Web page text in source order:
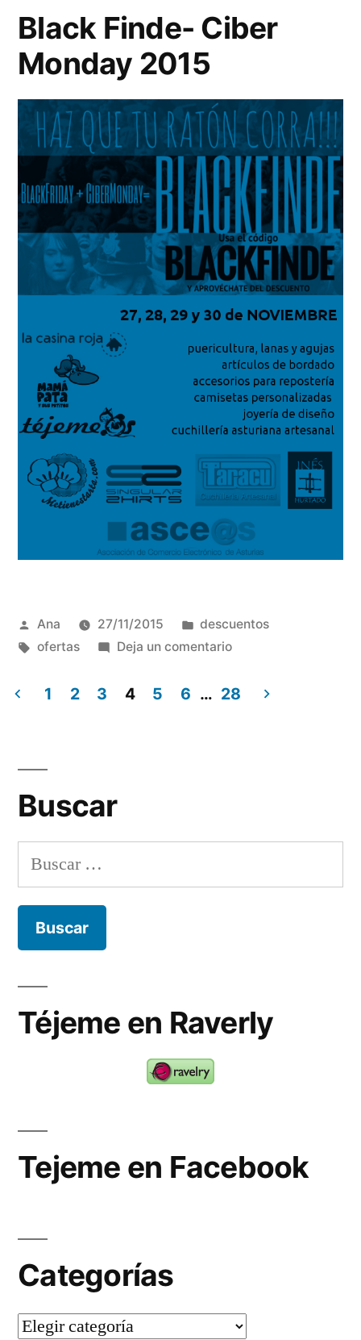
10%
en
Téjeme
Black Finde- Ciber
Monday 2015
Publicada
por
Ana 27/11/2015
Publicada
en
descuentos
Etiquetas:
ofertas Deja un comentarioen
Finde-
de
entradas
1 2 3 4 5 6 … 28
Buscar
Buscar:
Téjeme en Raverly
Tejeme en Facebook
Categorías
Categorías